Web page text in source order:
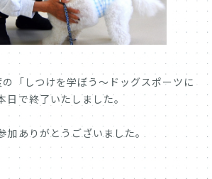
「しつけを学ぼう～ドッグスポーツに
日で終了いたしました。
加ありがとうございました。